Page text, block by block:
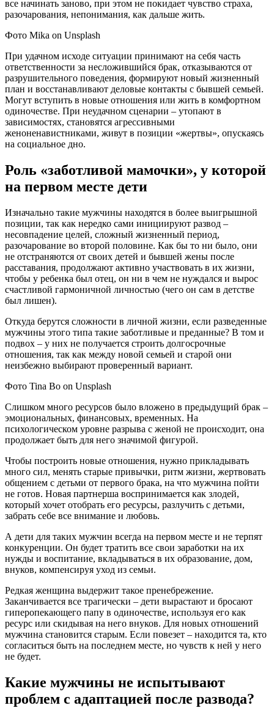
все начинать заново, при этом не покидает чувство страха,
разочарования, непонимания, как дальше жить.
Фото Mika on Unsplash
При удачном исходе ситуации принимают на себя часть
ответственности за несложившийся брак, отказываются от
разрушительного поведения, формируют новый жизненный
план и восстанавливают деловые контакты с бывшей семьей.
Могут вступить в новые отношения или жить в комфортном
одиночестве. При неудачном сценарии – утопают в
зависимостях, становятся агрессивными
женоненавистниками, живут в позиции «жертвы», опускаясь
на социальное дно.
Роль «заботливой мамочки», у которой
на первом месте дети
Изначально такие мужчины находятся в более выигрышной
позиции, так как нередко сами инициируют развод –
несовпадение целей, сложный жизненный период,
разочарование во второй половине. Как бы то ни было, они
не отстраняются от своих детей и бывшей жены после
расставания, продолжают активно участвовать в их жизни,
чтобы у ребенка был отец, он ни в чем не нуждался и вырос
счастливой гармоничной личностью (чего он сам в детстве
был лишен).
Откуда берутся сложности в личной жизни, если разведенные
мужчины этого типа такие заботливые и преданные? В том и
подвох – у них не получается строить долгосрочные
отношения, так как между новой семьей и старой они
неизбежно выбирают проверенный вариант.
Фото Tina Bo on Unsplash
Слишком много ресурсов было вложено в предыдущий брак –
эмоциональных, финансовых, временных. На
психологическом уровне разрыва с женой не происходит, она
продолжает быть для него значимой фигурой.
Чтобы построить новые отношения, нужно прикладывать
много сил, менять старые привычки, ритм жизни, жертвовать
общением с детьми от первого брака, на что мужчина пойти
не готов. Новая партнерша воспринимается как злодей,
который хочет отобрать его ресурсы, разлучить с детьми,
забрать себе все внимание и любовь.
А дети для таких мужчин всегда на первом месте и не терпят
конкуренции. Он будет тратить все свои заработки на их
нужды и воспитание, вкладываться в их образование, дом,
внуков, компенсируя уход из семьи.
Редкая женщина выдержит такое пренебрежение.
Заканчивается все трагически – дети вырастают и бросают
гиперопекающего папу в одиночестве, используя его как
ресурс или скидывая на него внуков. Для новых отношений
мужчина становится старым. Если повезет – находится та, кто
согласиться быть на последнем месте, но чувств к ней у него
не будет.
Какие мужчины не испытывают
проблем с адаптацией после развода?